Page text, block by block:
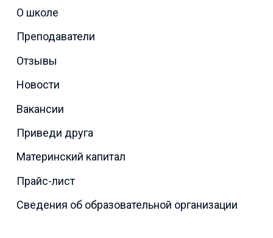
О школе
Преподаватели
Отзывы
Новости
Вакансии
Приведи друга
Материнский капитал
Прайс-лист
Сведения об образовательной организации